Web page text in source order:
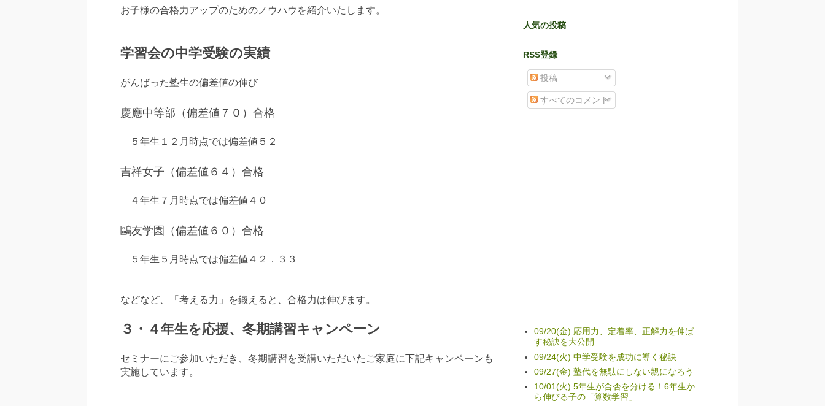
お子様の合格力アップのためのノウハウを紹介いたします。
学習会の中学受験の実績
がんばった塾生の偏差値の伸び
慶應中等部（偏差値７０）合格
５年生１２月時点では偏差値５２
吉祥女子（偏差値６４）合格
４年生７月時点では偏差値４０
鷗友学園（偏差値６０）合格
５年生５月時点では偏差値４２．３３
などなど、「考える力」を鍛えると、合格力は伸びます。
３・４年生を応援、冬期講習キャンペーン
セミナーにご参加いただき、冬期講習を受講いただいたご家庭に下記キャンペーンも
実施しています。
人気の投稿
RSS登録
投稿
すべてのコメント
09/20(金) 応用力、定着率、正解力を伸ば
す秘訣を大公開
09/24(火) 中学受験を成功に導く秘訣
09/27(金) 塾代を無駄にしない親になろう
10/01(火) 5年生が合否を分ける！6年生か
ら伸びる子の「算数学習」